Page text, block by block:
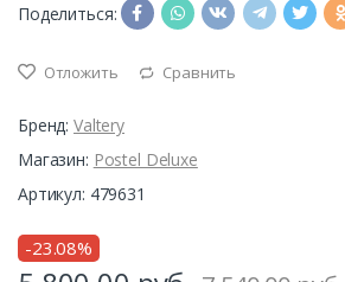
Поделиться:
Отложить Сравнить
Бренд: Valtery
Магазин: Postel Deluxe
Артикул: 479631
-23.08%